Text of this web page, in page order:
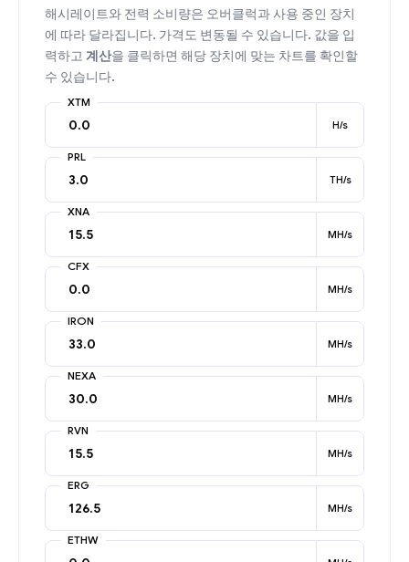
해시레이트와 전력 소비량은 오버클럭과 사용 중인 장치
에 따라 달라집니다. 가격도 변동될 수 있습니다. 값을 입
력하고 계산을 클릭하면 해당 장치에 맞는 차트를 확인할
수 있습니다.
XTM
H/s
PRL
TH/s
XNA
MH/s
CFX
MH/s
IRON
MH/s
NEXA
MH/s
RVN
MH/s
ERG
MH/s
ETHW